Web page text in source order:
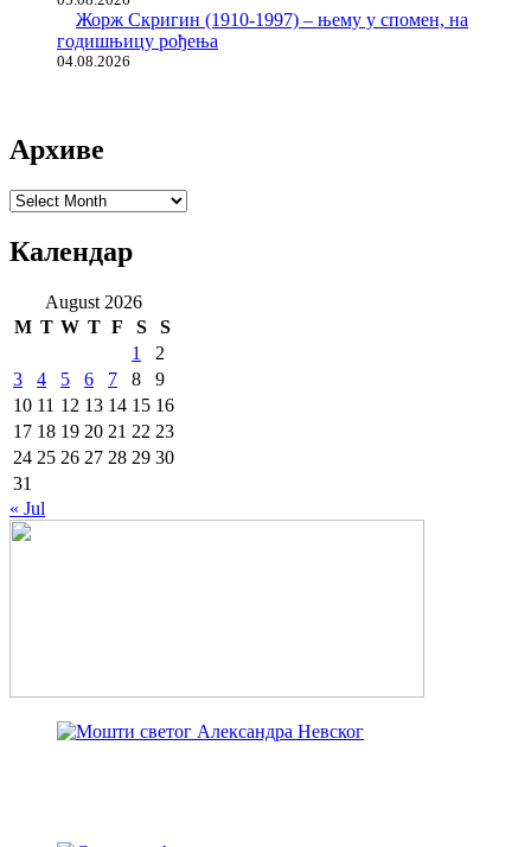
Жорж Скригин (1910-1997) – њему у спомен, на
годишњицу рођења
04.08.2026
Архиве
Архиве
Календар
August 2026
M T W T F S
S
1
2
3
4 5 6 7 8
9
10 11 12 13 14 15 16
17 18 19 20 21 22 23
24 25 26 27 28 29 30
31
« Jul